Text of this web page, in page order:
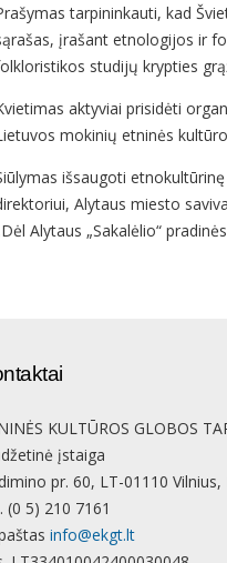
tarpininkauti, kad
įrašant etnologijos ir
studijų krypties
aktyviai prisidėti
mokinių etninės
išsaugoti
Alytaus miesto
Alytaus „Sakalėlio“
KULTŪROS GLOBOS
įstaiga
pr. 60, LT-01110 Vilnius,
(0 5) 210 7161
info@ekgt.lt